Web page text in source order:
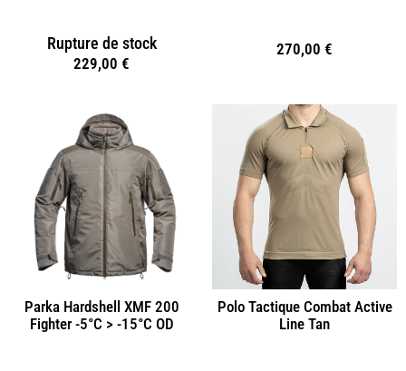
Rupture de stock
229,00 €
270,00 €
Parka Hardshell XMF 200
Fighter -5°C > -15°C OD
Polo Tactique Combat Active
Line Tan